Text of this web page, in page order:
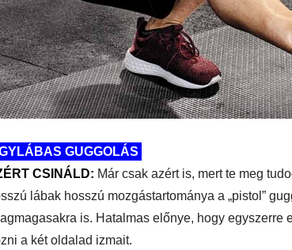
GUGGOLÁS
CSINÁLD: Már csak azért is, mert te meg
lábak hosszú mozgástartománya a „pistol”
is. Hatalmas előnye, hogy egyszerre
a két oldalad izmait.